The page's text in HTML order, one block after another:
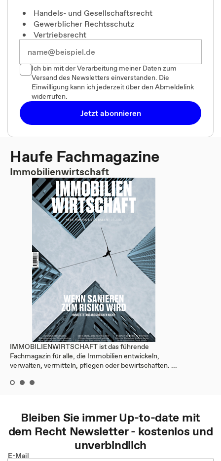
Handels- und Gesellschaftsrecht
Gewerblicher Rechtsschutz
Vertriebsrecht
Ich bin mit der Verarbeitung meiner Daten zum
Versand des Newsletters einverstanden. Die
Einwilligung kann ich jederzeit über den Abmeldelink
widerrufen.
Jetzt abonnieren
Haufe Fachmagazine
Immobilienwirtschaft
IMMOBILIENWIRTSCHAFT ist das führende
Fachmagazin für alle, die Immobilien entwickeln,
verwalten, vermitteln, pflegen oder bewirtschaften. ...
Bleiben Sie immer Up-to-date mit
dem Recht Newsletter - kostenlos und
unverbindlich
E-Mail